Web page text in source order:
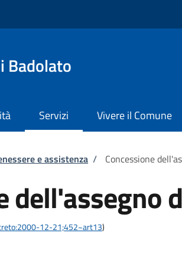
Badolato
Servizi Vivere il Comune
e assistenza / Concessione
dell'assegno
12-21;452~art13)